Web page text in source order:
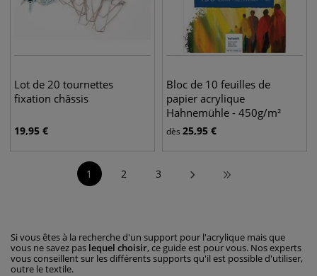
Lot de 20 tournettes
fixation châssis
19,95 €
Bloc de 10 feuilles de
papier acrylique
Hahnemühle - 450g/m²
dès 25,95 €
1 2 3
Si vous êtes à la recherche d'un support pour l'acrylique mais que
vous ne savez pas lequel choisir, ce guide est pour vous. Nos experts
vous conseillent sur les différents supports qu'il est possible d'utiliser,
outre le textile.